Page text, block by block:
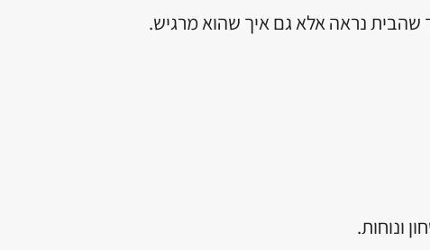
שהבית נראה אלא גם איך שהוא מרגיש.
ונוחות.